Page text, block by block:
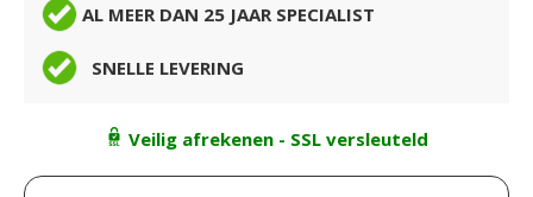
AL MEER DAN 25 JAAR SPECIALIST
SNELLE LEVERING
Veilig afrekenen - SSL versleuteld